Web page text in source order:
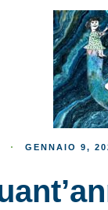
GENNAIO 9,